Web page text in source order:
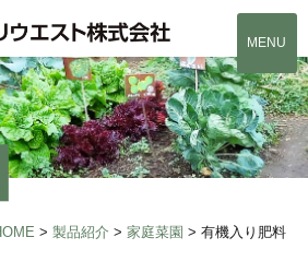
MENU
> 製品紹介 > 家庭菜園 > 有機入り肥料